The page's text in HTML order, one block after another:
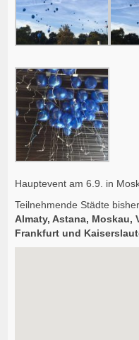
Hauptevent am 6.9. in
Teilnehmende Städte
Almaty, Astana,
Frankfurt und